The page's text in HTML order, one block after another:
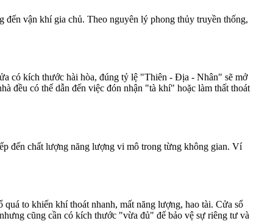
vận khí gia chủ. Theo nguyên lý phong thủy truyền thống,
có kích thước hài hòa, đúng tỷ lệ "Thiên - Địa - Nhân" sẽ mở
đều có thể dẫn đến việc đón nhận "tà khí" hoặc làm thất thoát
đến chất lượng năng lượng vi mô trong từng không gian. Ví
to khiến khí thoát nhanh, mất năng lượng, hao tài. Cửa sổ
cũng cần có kích thước "vừa đủ" để bảo vệ sự riêng tư và